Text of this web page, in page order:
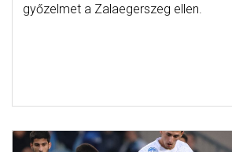
győzelmet a Zalaegerszeg ellen.